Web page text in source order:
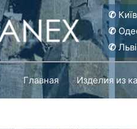
✆
✆
✆
Главная Изделия из